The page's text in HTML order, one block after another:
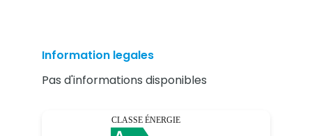
Information legales
Pas d'informations disponibles